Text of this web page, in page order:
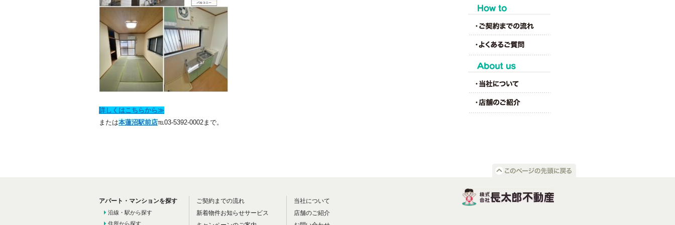
詳しくはこちらから≫
または本蓮沼駅前店℡03-5392-0002まで。
アパート・マンションを探す
沿線・駅から探す
住所から探す
ご契約までの流れ
新着物件お知らせサービス
当社について
店舗のご紹介